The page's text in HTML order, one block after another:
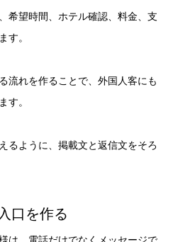
希望時間、ホテル確認、料金、支
す。
流れを作ることで、外国人客にも
す。
るように、掲載文と返信文をそろ
口を作る
は、電話だけでなくメッセージで